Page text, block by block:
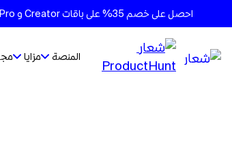
احصل على خصم 35% على باقات Creator و Creator Pro السنوية. الأسعار تتغير قريبًا - ثبِّت الأسعار الحالية على جميع الباقات
المنصة مزايا